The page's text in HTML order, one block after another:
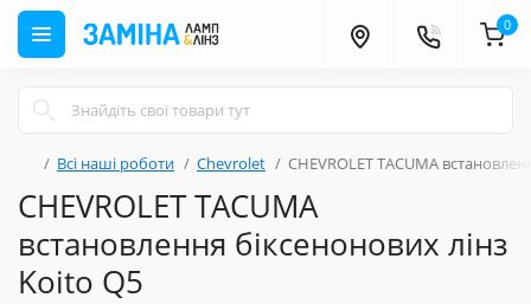
0
Всі наші роботи Chevrolet CHEVROLET TACUMA
CHEVROLET TACUMA
встановлення біксенонових лінз
Koito Q5